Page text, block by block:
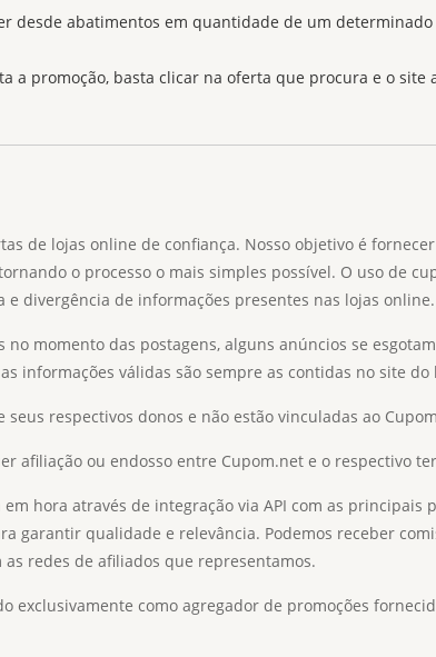
desde abatimentos em quantidade de um
a promoção, basta clicar na oferta que procura e o
de lojas online de confiança. Nosso objetivo é
o processo o mais simples possível. O uso de
divergência de informações presentes nas lojas online.
momento das postagens, alguns anúncios se
informações válidas são sempre as contidas no site do
respectivos donos e não estão vinculadas ao
afiliação ou endosso entre Cupom.net e o respectivo
hora através de integração via API com as
garantir qualidade e relevância. Podemos receber
redes de afiliados que representamos.
exclusivamente como agregador de promoções